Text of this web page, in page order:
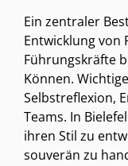
Ein zentraler
Entwicklung von
Führungskräfte
Können.
Selbstreflexion,
Teams. In
ihren Stil zu
souverän zu